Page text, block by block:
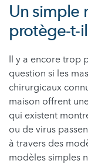
Un simple
protège-t-
Il y a encore trop
question si les
chirurgicaux
maison offrent
qui existent
ou de virus
à travers des
modèles simples